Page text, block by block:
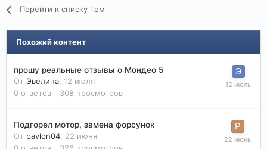
Перейти к списку тем
Похожий контент
прошу реальные отзывы о Мондео 5
От Эвелина, 12 июля
0 ответов 308 просмотров
Подгорел мотор, замена форсунок
От pavlon04, 22 июня